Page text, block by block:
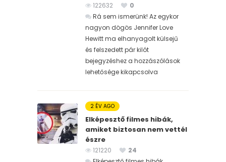
122632
0
Rá sem ismerünk! Az egykor
nagyon dögös Jennifer Love
Hewitt ma elhanyagolt külsejű
és felszedett pár kilót
bejegyzéshez a hozzászólások
lehetősége kikapcsolva
2 ÉV AGO
Elképesztő filmes hibák,
amiket biztosan nem vettél
észre
121220
24